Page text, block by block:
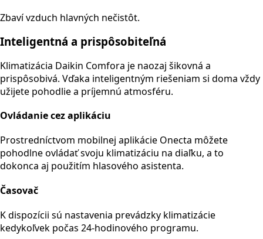
Zbaví vzduch hlavných nečistôt.
Inteligentná a prispôsobiteľná
Klimatizácia Daikin Comfora je naozaj šikovná a
prispôsobivá. Vďaka inteligentným riešeniam si doma vždy
užijete pohodlie a príjemnú atmosféru.
Ovládanie cez aplikáciu
Prostredníctvom mobilnej aplikácie Onecta môžete
pohodlne ovládať svoju klimatizáciu na diaľku, a to
dokonca aj použitím hlasového asistenta.
Časovač
K dispozícii sú nastavenia prevádzky klimatizácie
kedykoľvek počas 24-hodinového programu.